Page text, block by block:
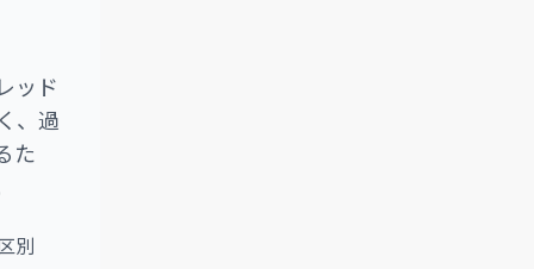
ッド
、過
た
別